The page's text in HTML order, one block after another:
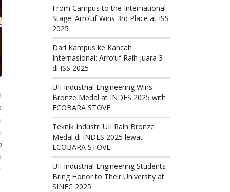
From Campus to the International
Stage: Arro’uf Wins 3rd Place at ISS
2025
Dari Kampus ke Kancah
Internasional: Arro’uf Raih Juara 3
di ISS 2025
UII Industrial Engineering Wins
Bronze Medal at INDES 2025 with
ECOBARA STOVE
Teknik Industri UII Raih Bronze
Medal di INDES 2025 lewat
ECOBARA STOVE
UII Industrial Engineering Students
Bring Honor to Their University at
SINEC 2025